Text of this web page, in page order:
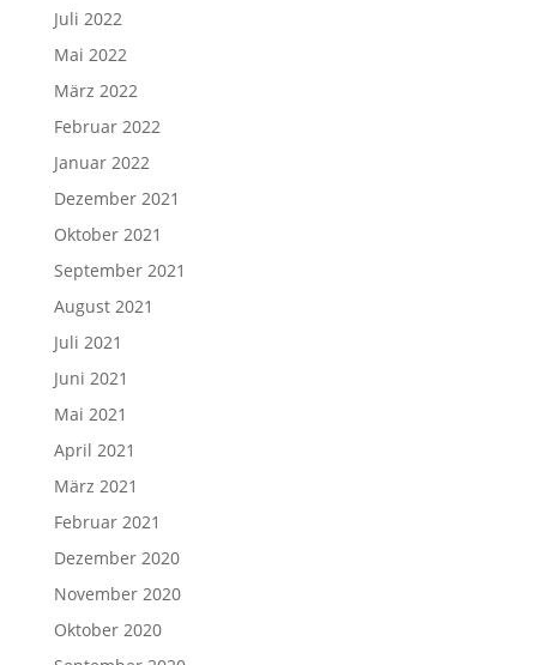
Juli 2022
Mai 2022
März 2022
Februar 2022
Januar 2022
Dezember 2021
Oktober 2021
September 2021
August 2021
Juli 2021
Juni 2021
Mai 2021
April 2021
März 2021
Februar 2021
Dezember 2020
November 2020
Oktober 2020